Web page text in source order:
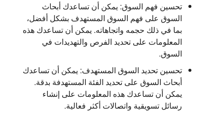
تحسين فهم السوق: يمكن أن تساعدك أبحاث
السوق على فهم السوق المستهدف بشكل أفضل،
بما في ذلك حجمه واتجاهاته. يمكن أن تساعدك هذه
المعلومات على تحديد الفرص والتهديدات في
السوق.
تحسين تحديد السوق المستهدف: يمكن أن تساعدك
أبحاث السوق على تحديد الفئة المستهدفة بدقة.
يمكن أن تساعدك هذه المعلومات على إنشاء
رسائل تسويقية واتصالات أكثر فعالية.